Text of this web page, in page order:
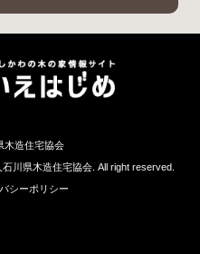
木造住宅協会
川県木造住宅協会. All right reserved.
シーポリシー